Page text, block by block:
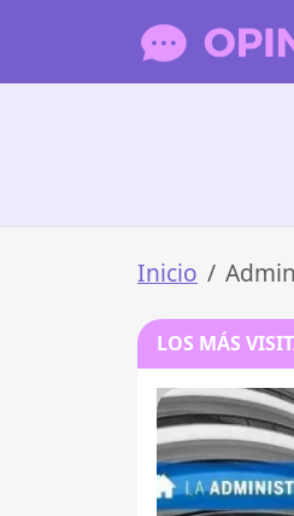
Inicio
LOS MÁS